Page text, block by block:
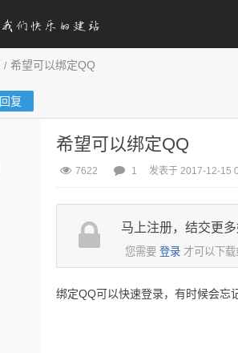
希望可以绑定QQ
回复
希望可以绑定QQ
7622 1 发表于 2017-12-15
马上注册，结交更
您需要 登录 才可以下
绑定QQ可以快速登录，有时候会忘